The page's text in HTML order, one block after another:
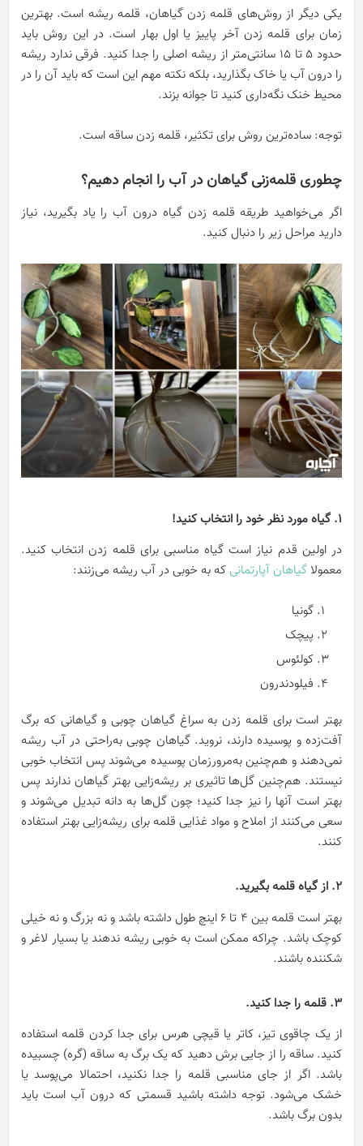
یکی دیگر از روش‌های قلمه زدن گیاهان، قلمه ریشه است. بهترین
زمان برای قلمه زدن آخر پاییز یا اول بهار است. در این روش باید
حدود ۵ تا ۱۵ سانتی‌متر از ریشه اصلی را جدا کنید. فرقی ندارد ریشه
را درون آب یا خاک بگذارید، بلکه نکته مهم این است که باید آن را در
محیط خنک نگه‌داری کنید تا جوانه بزند.
توجه: ساده‌ترین روش برای تکثیر، قلمه زدن ساقه است.
چطوری قلمه‌زنی گیاهان در آب را انجام دهیم؟
اگر می‌خواهید طریقه قلمه زدن گیاه درون آب را یاد بگیرید، نیاز
دارید مراحل زیر را دنبال کنید.
1. گیاه مورد نظر خود را انتخاب کنید!
در اولین قدم نیاز است گیاه مناسبی برای قلمه زدن انتخاب کنید.
معمولا گیاهان آپارتمانیکه به خوبی در آب ریشه می‌زنند:
گونیا
پیچک
کولئوس
فیلودندرون
بهتر است برای قلمه زدن به سراغ گیاهان چوبی و گیاهانی که برگ
آفت‌زده و پوسیده دارند، نروید. گیاهان چوبی به‌راحتی در آب ریشه
نمی‌دهند و هم‌چنین به‌مرورزمان پوسیده می‌شوند پس انتخاب خوبی
نیستند. هم‌چنین گل‌ها تاثیری بر ریشه‌زایی بهتر گیاهان ندارند پس
بهتر است آنها را نیز جدا کنید؛ چون گل‌ها به دانه تبدیل می‌شوند و
سعی می‌کنند از املاح و مواد غذایی قلمه برای ریشه‌زایی بهتر استفاده
کنند.
2. از گیاه قلمه بگیرید.
بهتر است قلمه بین ۴ تا ۶ اینچ طول داشته باشد و نه بزرگ و نه خیلی
کوچک باشد. چراکه ممکن است به خوبی ریشه ندهند یا بسیار لاغر و
شکننده باشند.
3. قلمه را جدا کنید.
از یک چاقوی تیز، کاتر یا قیچی هرس برای جدا کردن قلمه استفاده
کنید. ساقه را از جایی برش دهید که یک برگ به ساقه (گره) چسبیده
باشد. اگر از جای مناسبی قلمه را جدا نکنید، احتمالا می‌پوسد یا
خشک می‌شود. توجه داشته باشید قسمتی که درون آب است باید
بدون برگ باشد.